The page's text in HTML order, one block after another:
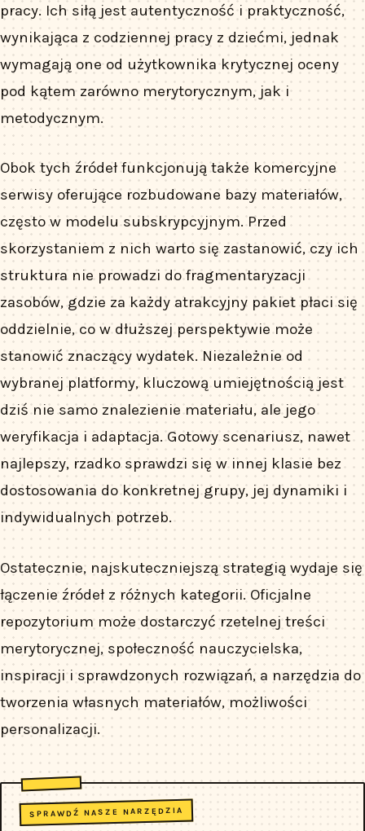
pracy. Ich siłą jest autentyczność i praktyczność,
wynikająca z codziennej pracy z dziećmi, jednak
wymagają one od użytkownika krytycznej oceny
pod kątem zarówno merytorycznym, jak i
metodycznym.
Obok tych źródeł funkcjonują także komercyjne
serwisy oferujące rozbudowane bazy materiałów,
często w modelu subskrypcyjnym. Przed
skorzystaniem z nich warto się zastanowić, czy ich
struktura nie prowadzi do fragmentaryzacji
zasobów, gdzie za każdy atrakcyjny pakiet płaci się
oddzielnie, co w dłuższej perspektywie może
stanowić znaczący wydatek. Niezależnie od
wybranej platformy, kluczową umiejętnością jest
dziś nie samo znalezienie materiału, ale jego
weryfikacja i adaptacja. Gotowy scenariusz, nawet
najlepszy, rzadko sprawdzi się w innej klasie bez
dostosowania do konkretnej grupy, jej dynamiki i
indywidualnych potrzeb.
Ostatecznie, najskuteczniejszą strategią wydaje się
łączenie źródeł z różnych kategorii. Oficjalne
repozytorium może dostarczyć rzetelnej treści
merytorycznej, społeczność nauczycielska,
inspiracji i sprawdzonych rozwiązań, a narzędzia do
tworzenia własnych materiałów, możliwości
personalizacji.
SPRAWDŹ NASZE NARZĘDZIA